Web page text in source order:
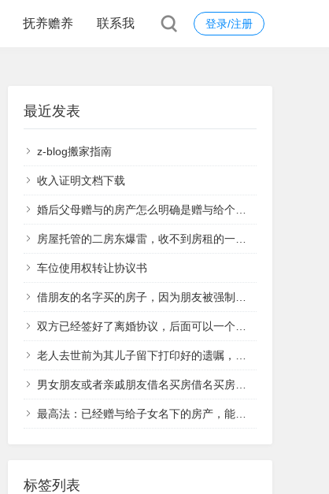
登录/注册
抚养赡养 联系我
最近发表
z-blog搬家指南
收入证明文档下载
婚后父母赠与的房产怎么明确是赠与给个人的呢
房屋托管的二房东爆雷，收不到房租的一手原房东断水、砸锁逼我退租，我该怎么办？
车位使用权转让协议书
借朋友的名字买的房子，因为朋友被强制执行，现在怎么保住我的房子？
双方已经签好了离婚协议，后面可以一个人去办理离婚手续吗？
老人去世前为其儿子留下打印好的遗嘱，法院为何判决遗嘱无效？
男女朋友或者亲戚朋友借名买房借名买房可能面临哪些风险？
最高法：已经赠与给子女名下的房产，能用于偿还父母的债务吗？
标签列表